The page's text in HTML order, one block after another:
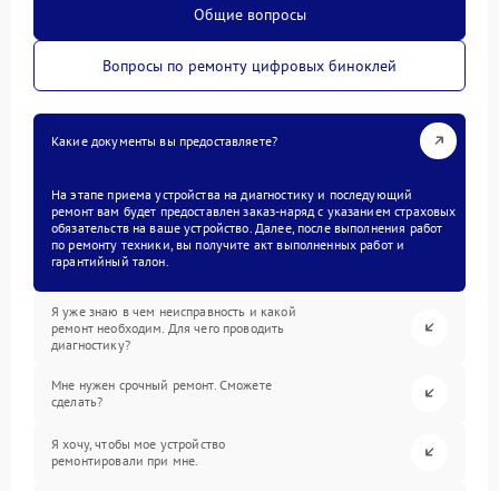
Общие вопросы
Вопросы по ремонту цифровых биноклей
Какие документы вы предоставляете?
На этапе приема устройства на диагностику и последующий
ремонт вам будет предоставлен заказ-наряд с указанием страховых
обязательств на ваше устройство. Далее, после выполнения работ
по ремонту техники, вы получите акт выполненных работ и
гарантийный талон.
Я уже знаю в чем неисправность и какой
ремонт необходим. Для чего проводить
диагностику?
Мне нужен срочный ремонт. Сможете
сделать?
Я хочу, чтобы мое устройство
ремонтировали при мне.